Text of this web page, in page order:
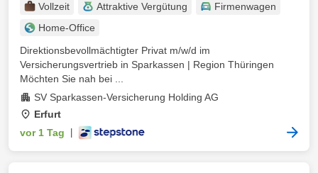
Vollzeit Attraktive Vergütung
Firmenwagen
Home-Office
Direktionsbevollmächtigter Privat m/w/d im
Versicherungsvertrieb in Sparkassen | Region Thüringen
Möchten Sie nah bei ...
SV Sparkassen-Versicherung Holding AG
Erfurt
vor 1 Tag